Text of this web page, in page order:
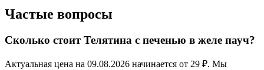
Частые вопросы
Сколько стоит Телятина с печенью в желе пауч?
Актуальная цена на 09.08.2026 начинается от 29 ₽. Мы